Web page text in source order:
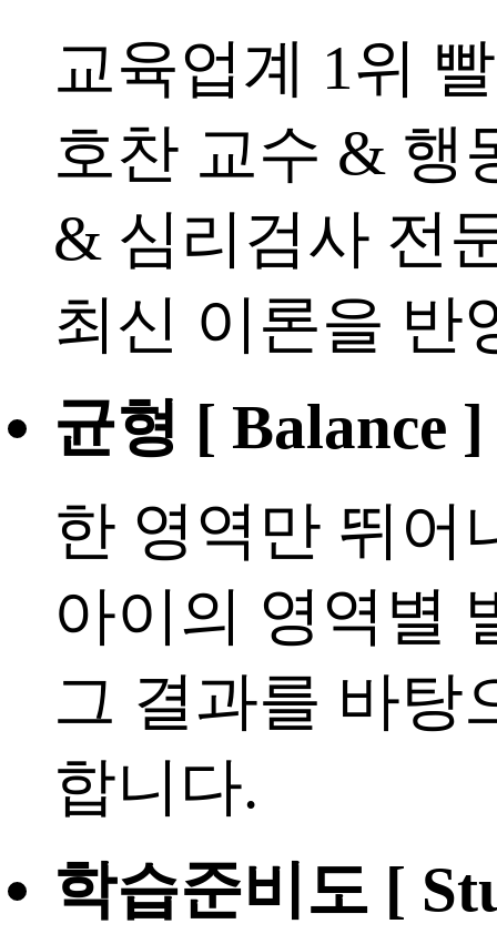
교육업계 1위
호찬 교수 & 행
& 심리검사 전
최신 이론을 반
균형 [ Balance ]
한 영역만 뛰어
아이의 영역별
그 결과를 바탕
합니다.
학습준비도 [